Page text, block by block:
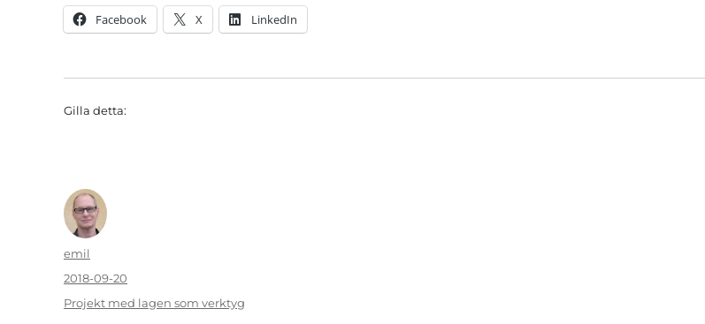
Facebook X LinkedIn
Gilla detta:
Författare
emil
Publicerat
den
2018-09-20
Kategorier
Projekt med lagen som verktyg